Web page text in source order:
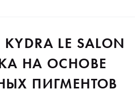
LE SALON
НА ОСНОВЕ
ПИГМЕНТОВ